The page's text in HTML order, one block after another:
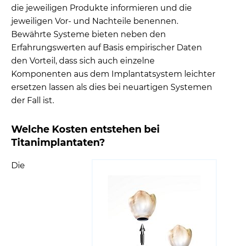
die jeweiligen Produkte informieren und die
jeweiligen Vor- und Nachteile benennen.
Bewährte Systeme bieten neben den
Erfahrungswerten auf Basis empirischer Daten
den Vorteil, dass sich auch einzelne
Komponenten aus dem Implantatsystem leichter
ersetzen lassen als dies bei neuartigen Systemen
der Fall ist.
Welche Kosten entstehen bei
Titanimplantaten?
Die